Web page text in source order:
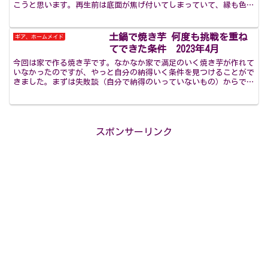
こうと思います。再生前は底面が焦げ付いてしまっていて、縁も色が
ギア、ホームメイド
土鍋で焼き芋 何度も挑戦を重ね
てできた条件 2023年4月
今回は家で作る焼き芋です。なかなか家で満足のいく焼き芋が作れて
いなかったのですが、やっと自分の納得いく条件を見つけることがで
きました。まずは失敗談（自分で納得のいっていないもの）からで
スポンサーリンク